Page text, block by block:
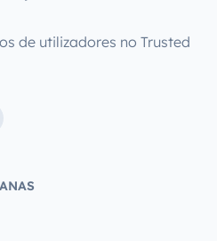
de utilizadores no Trusted